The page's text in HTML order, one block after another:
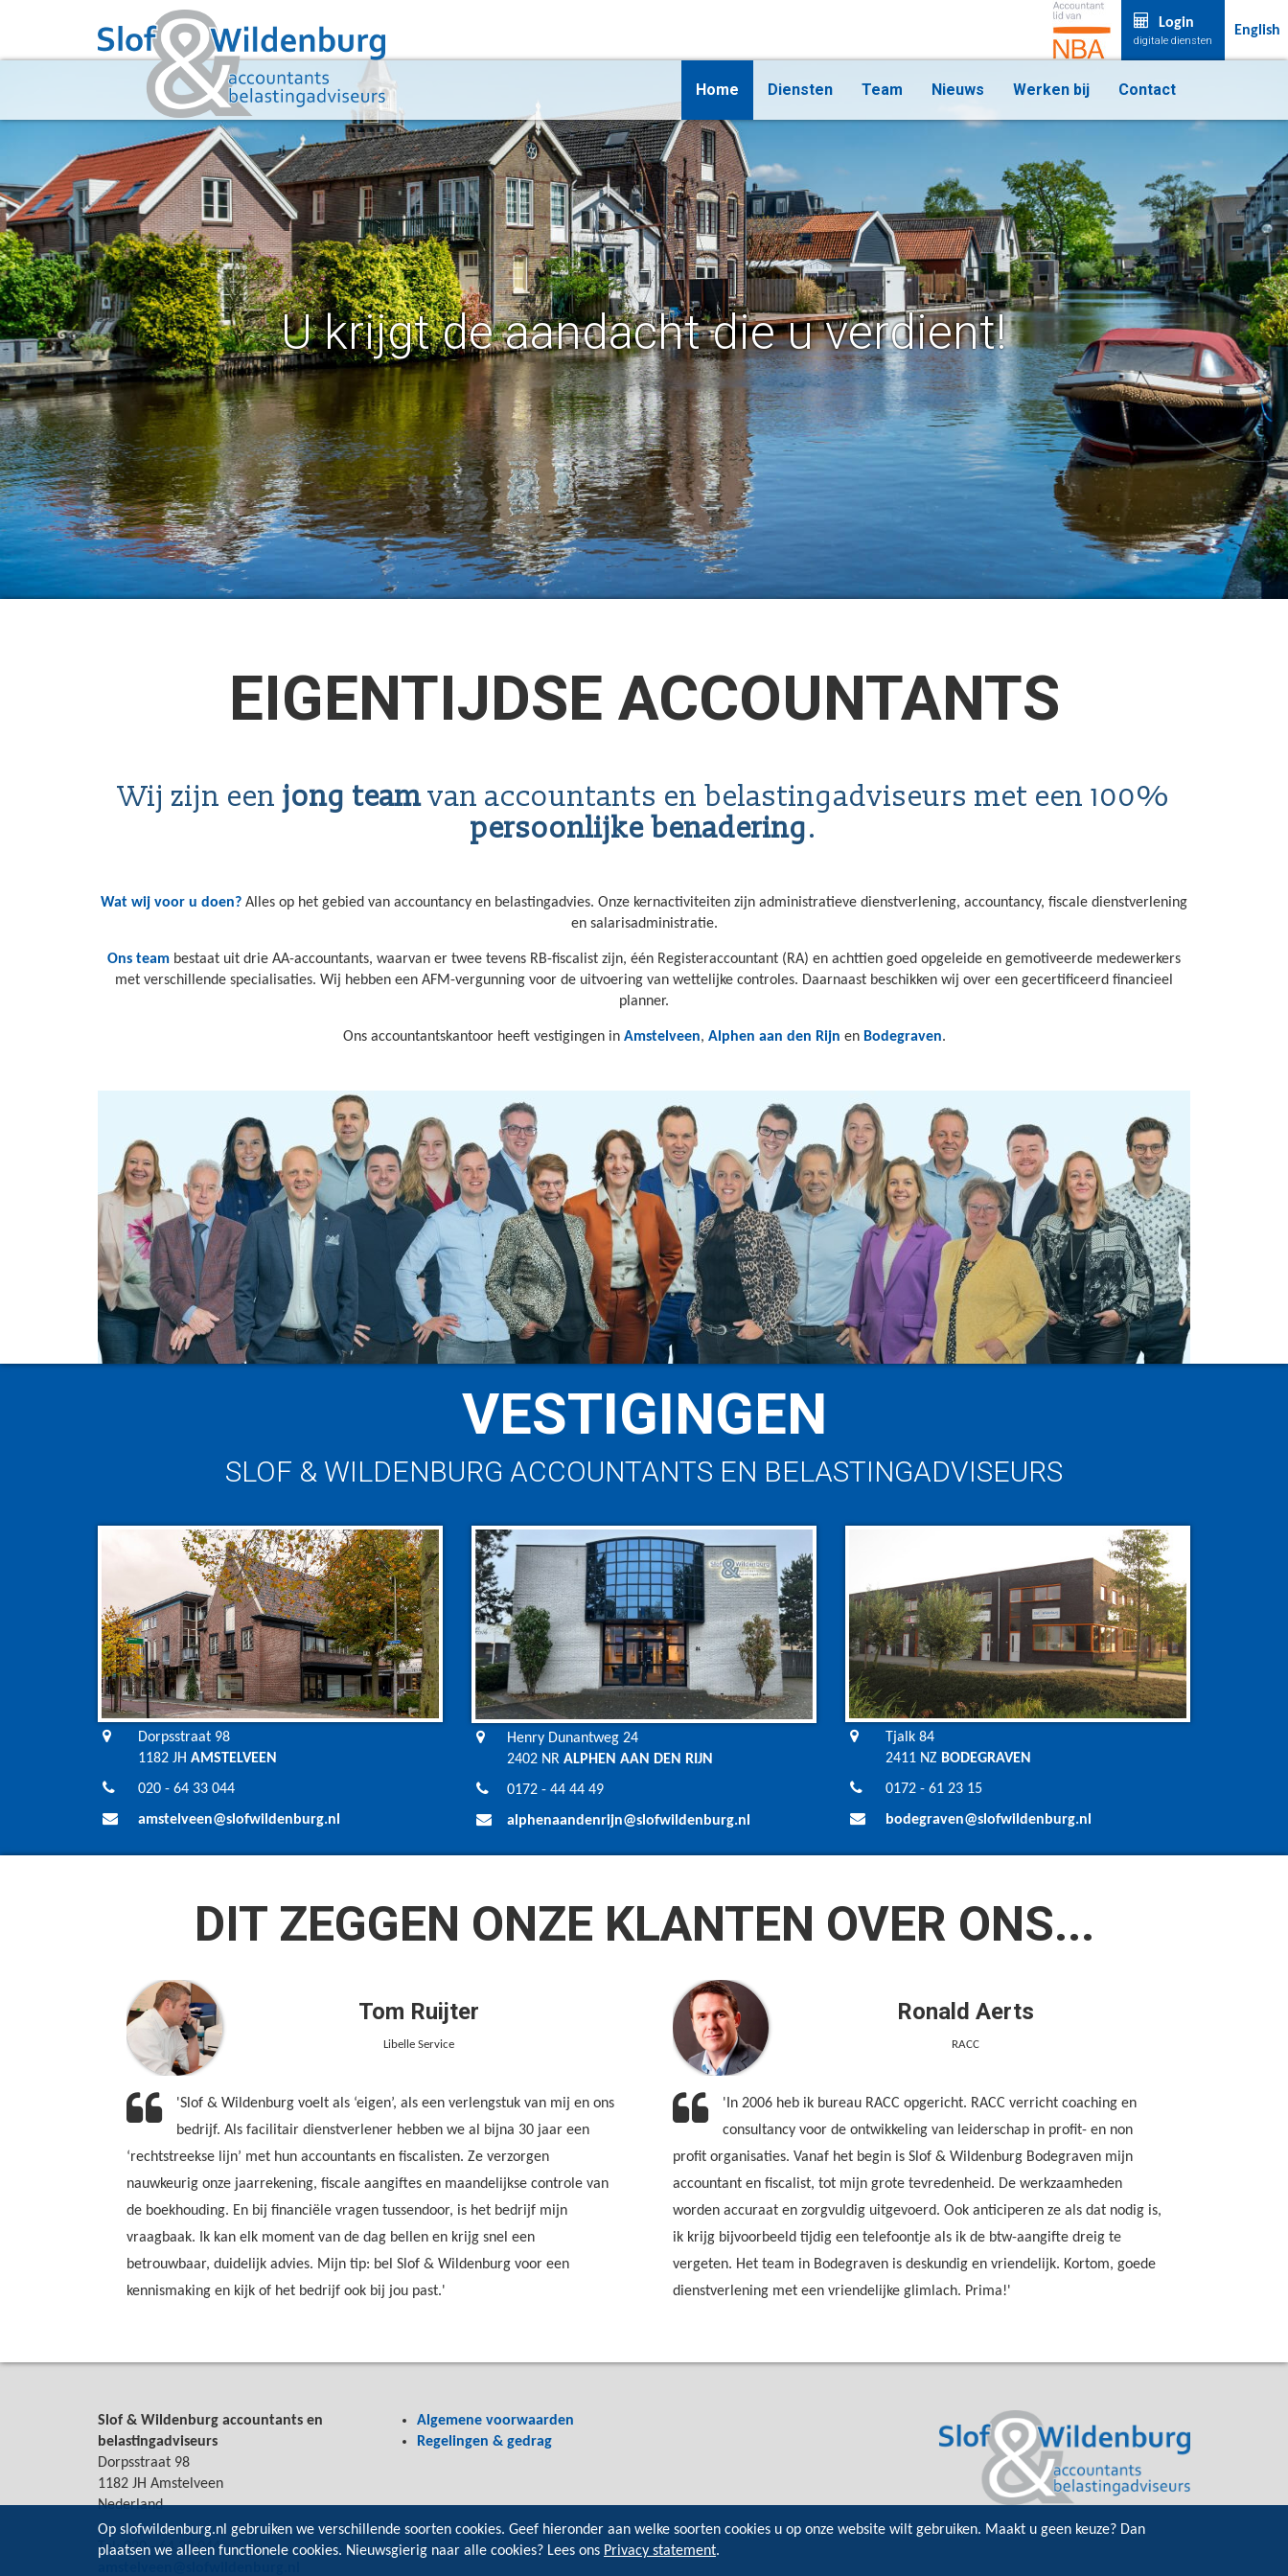
Login
digitale diensten
English
Home Diensten Team Nieuws Werken bij Contact
U krijgt de aandacht die u verdient!
EIGENTIJDSE ACCOUNTANTS
Wij zijn een jong teamvan accountants en belastingadviseurs met een 100%
persoonlijke benadering.
Wat wij voor u doen? Alles op het gebied van accountancy en belastingadvies. Onze kernactiviteiten zijn administratieve dienstverlening, accountancy, fiscale dienstverlening
en salarisadministratie.
Ons team bestaat uit drie AA-accountants, waarvan er twee tevens RB-fiscalist zijn, één Registeraccountant (RA) en achttien goed opgeleide en gemotiveerde medewerkers
met verschillende specialisaties. Wij hebben een AFM-vergunning voor de uitvoering van wettelijke controles. Daarnaast beschikken wij over een gecertificeerd financieel
planner.
Ons accountantskantoor heeft vestigingen in Amstelveen, Alphen aan den Rijn en Bodegraven.
VESTIGINGEN
SLOF & WILDENBURG ACCOUNTANTS EN BELASTINGADVISEURS
Dorpsstraat 98
1182 JH AMSTELVEEN
020 - 64 33 044
amstelveen@slofwildenburg.nl
Henry Dunantweg 24
2402 NR ALPHEN AAN DEN RIJN
0172 - 44 44 49
alphenaandenrijn@slofwildenburg.nl
Tjalk 84
2411 NZ BODEGRAVEN
0172 - 61 23 15
bodegraven@slofwildenburg.nl
DIT ZEGGEN ONZE KLANTEN OVER ONS...
Tom Ruijter
Libelle Service
'Slof & Wildenburg voelt als ‘eigen’, als een verlengstuk van mij en ons
bedrijf. Als facilitair dienstverlener hebben we al bijna 30 jaar een
‘rechtstreekse lijn’ met hun accountants en fiscalisten. Ze verzorgen
nauwkeurig onze jaarrekening, fiscale aangiftes en maandelijkse controle van
de boekhouding. En bij financiële vragen tussendoor, is het bedrijf mijn
vraagbaak. Ik kan elk moment van de dag bellen en krijg snel een
betrouwbaar, duidelijk advies. Mijn tip: bel Slof & Wildenburg voor een
kennismaking en kijk of het bedrijf ook bij jou past.'
Ronald Aerts
RACC
'In 2006 heb ik bureau RACC opgericht. RACC verricht coaching en
consultancy voor de ontwikkeling van leiderschap in profit- en non
profit organisaties. Vanaf het begin is Slof & Wildenburg Bodegraven mijn
accountant en fiscalist, tot mijn grote tevredenheid. De werkzaamheden
worden accuraat en zorgvuldig uitgevoerd. Ook anticiperen ze als dat nodig is,
ik krijg bijvoorbeeld tijdig een telefoontje als ik de btw-aangifte dreig te
vergeten. Het team in Bodegraven is deskundig en vriendelijk. Kortom, goede
dienstverlening met een vriendelijke glimlach. Prima!'
Slof & Wildenburg accountants en
belastingadviseurs
Dorpsstraat 98
1182 JH Amstelveen
Nederland
Tel: 020 - 64 33 044
Algemene voorwaarden
Regelingen & gedrag
Op slofwildenburg.nl gebruiken we verschillende soorten cookies. Geef hieronder aan welke soorten cookies u op onze website wilt gebruiken. Maakt u geen keuze? Dan
plaatsen we alleen functionele cookies. Nieuwsgierig naar alle cookies? Lees ons Privacy statement.